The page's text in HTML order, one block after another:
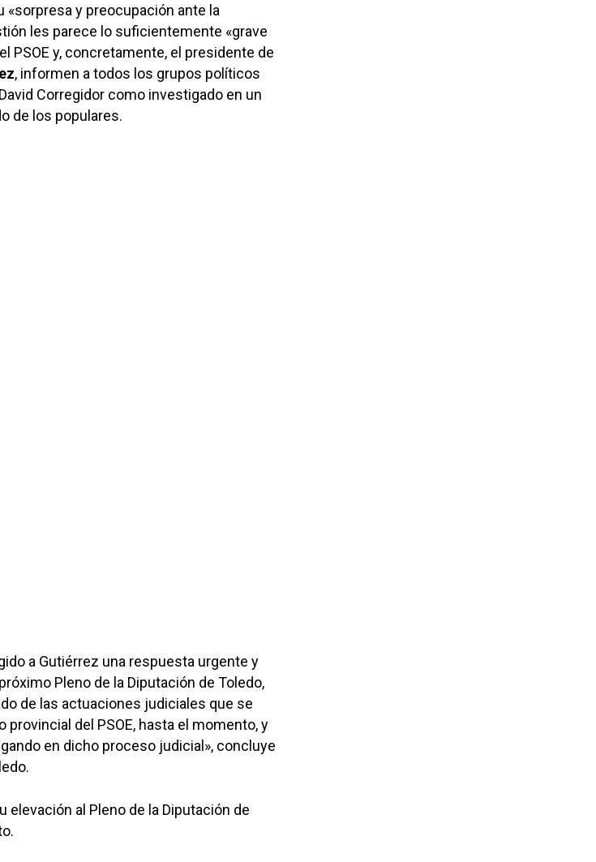
«sorpresa y preocupación ante la
les parece lo suficientemente «grave
PSOE y, concretamente, el presidente de
, informen a todos los grupos políticos
Corregidor como investigado en un
de los populares.
a Gutiérrez una respuesta urgente y
Pleno de la Diputación de Toledo,
de las actuaciones judiciales que se
del PSOE, hasta el momento, y
en dicho proceso judicial», concluye
elevación al Pleno de la Diputación de